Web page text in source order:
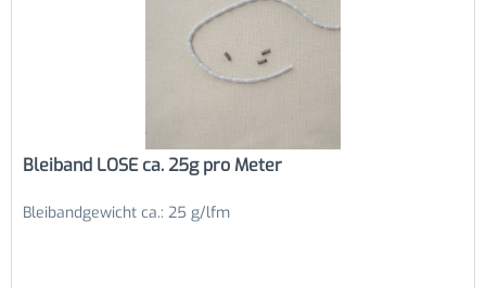
Bleiband LOSE ca. 25g pro Meter
Bleibandgewicht ca.: 25 g/lfm